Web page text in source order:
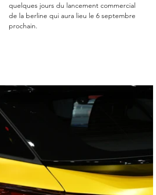
quelques jours du lancement commercial
de la berline qui aura lieu le 6 septembre
prochain.